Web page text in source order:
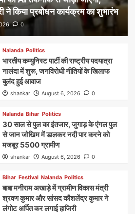
ने किया प्रबोधन कार्यक्रम का शुभारंभ
0
Nalanda Politics
भारतीय कम्युनिस्ट पार्टी की राष्ट्रीय पदयात्रा
नालंदा में शुरू, जनविरोधी नीतियों के खिलाफ
बुलंद हुई आवाज
shankar August 6, 2026 0
Nalanda Bihar Politics
30 साल से पुल का इंतजार, जुगाड़ के एंगल पुल
से जान जोखिम में डालकर नदी पार करने को
मजबूर 5500 ग्रामीण
shankar August 6, 2026 0
Bihar Festival Nalanda Politics
बाबा मनीराम अखाड़े में ग्रामीण विकास मंत्री
श्रवण कुमार और सांसद कौशलेंद्र कुमार ने
लंगोट अर्पित कर लगाई हाजिरी